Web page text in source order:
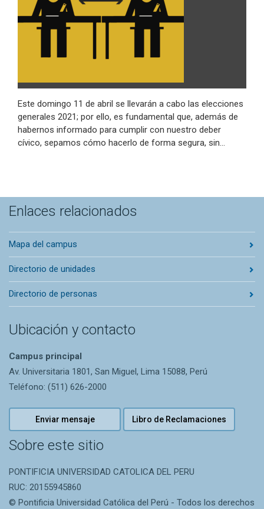
Este domingo 11 de abril se llevarán a cabo las elecciones
generales 2021; por ello, es fundamental que, además de
habernos informado para cumplir con nuestro deber
cívico, sepamos cómo hacerlo de forma segura, sin…
Enlaces relacionados
Mapa del campus
Directorio de unidades
Directorio de personas
Ubicación y contacto
Campus principal
Av. Universitaria 1801, San Miguel, Lima 15088, Perú
Teléfono: (511) 626-2000
Enviar mensaje Libro de Reclamaciones
Sobre este sitio
PONTIFICIA UNIVERSIDAD CATOLICA DEL PERU
RUC: 20155945860
© Pontificia Universidad Católica del Perú - Todos los derechos